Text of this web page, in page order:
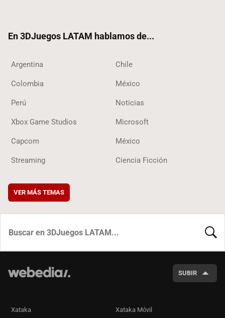
En 3DJuegos LATAM hablamos de...
Argentina Chile
Colombia México
Perú Noticias
Xbox Game Studios Microsoft
Capcom México
Streaming Ciencia Ficción
VER MÁS TEMAS
SUBIR
Xataka Xataka Móvil